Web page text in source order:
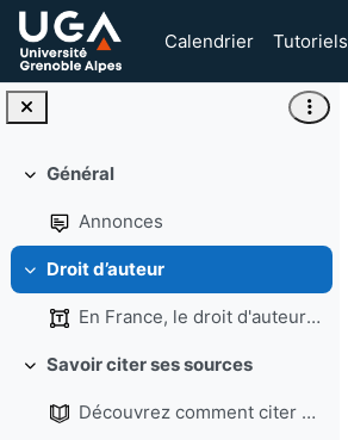
Passer au contenu principal
Calendrier
Tutoriels
Replier
Général
Annonces
Replier
Droit d’auteur
En France, le droit d'auteur est l’ensemble des pr...
Replier
Savoir citer ses sources
Découvrez comment citer vos sources et éviter le plagiat !